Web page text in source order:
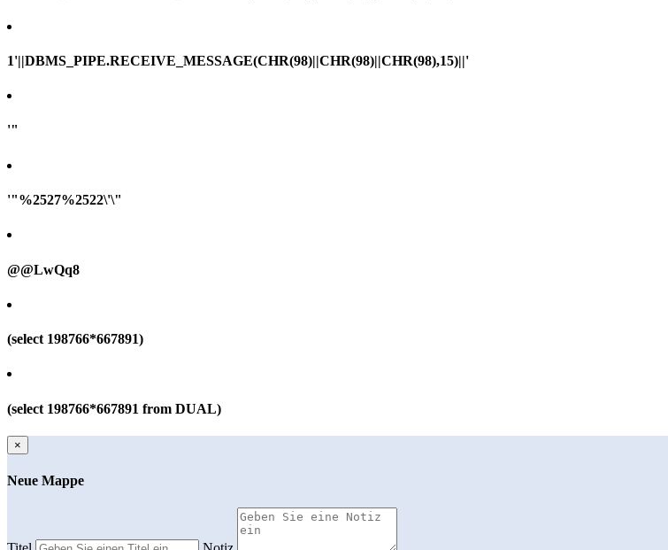
1'||DBMS_PIPE.RECEIVE_MESSAGE(CHR(98)||CHR(98)||CHR(98),15)||'
'"
'"%2527%2522\'\"
@@LwQq8
(select 198766*667891)
(select 198766*667891 from DUAL)
×
Neue Mappe